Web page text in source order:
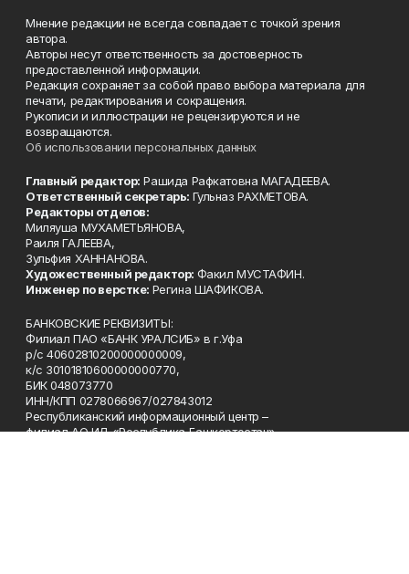
Мнение редакции не всегда совпадает с точкой зрения
автора.
Авторы несут ответственность за достоверность
предоставленной информации.
Редакция сохраняет за собой право выбора материала для
печати, редактирования и сокращения.
Рукописи и иллюстрации не рецензируются и не
возвращаются.
Об использовании персональных данных
Главный редактор: Рашида Рафкатовна МАГАДЕЕВА.
Ответственный секретарь: Гульназ РАХМЕТОВА.
Редакторы отделов:
Миляуша МУХАМЕТЬЯНОВА,
Раиля ГАЛЕЕВА,
Зульфия ХАННАНОВА.
Художественный редактор: Факил МУСТАФИН.
Инженер по верстке: Регина ШАФИКОВА.
БАНКОВСКИЕ РЕКВИЗИТЫ:
Филиал ПАО «БАНК УРАЛСИБ» в г.Уфа
р/с 40602810200000000009,
к/с 30101810600000000770,
БИК 048073770
ИНН/КПП 0278066967/027843012
Республиканский информационный центр –
филиал АО ИД «Республика Башкортостан»